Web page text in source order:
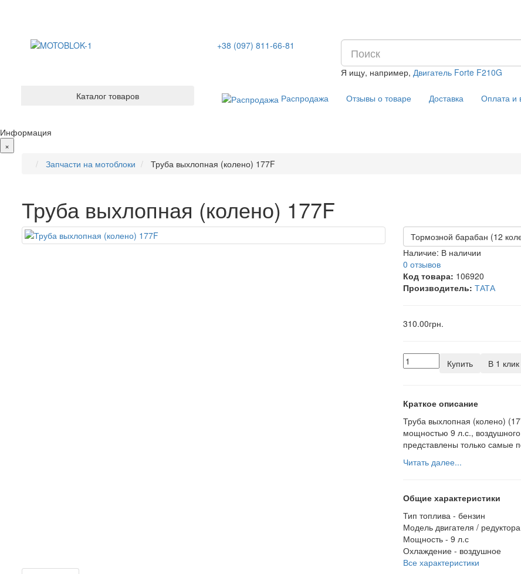
+38 (097) 811-66-81
Я ищу, например,Двигатель Forte F210G
Каталог товаров
Распродажа Отзывы о товаре Доставка Оплата и
Информация
×
Запчасти на мотоблоки
Труба выхлопная (колено) 177F
Труба выхлопная (колено) 177F
Тормозной барабан (12
Наличие: В наличии
0 отзывов
Код товара: 106920
Производитель: ТАТА
310.00грн.
Купить В 1 клик
Краткое описание
Труба выхлопная (колено)
мощностью 9 л.с.,
представлены только самые
Читать далее...
Общие характеристики
Тип топлива - бензин
Модель двигателя /
Мощность - 9 л.с
Охлаждение - воздушное
Все характеристики